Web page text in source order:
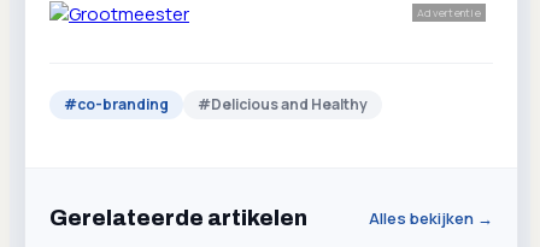
Advertentie
#co-branding #Delicious and Healthy
Gerelateerde artikelen Alles bekijken →